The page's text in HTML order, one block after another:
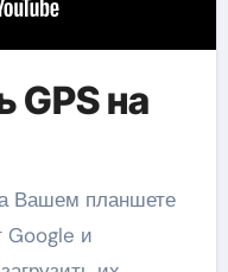
GPS на
Вашем планшете
Google и